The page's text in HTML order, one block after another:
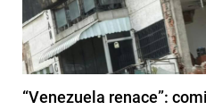
“Venezuela renace”: